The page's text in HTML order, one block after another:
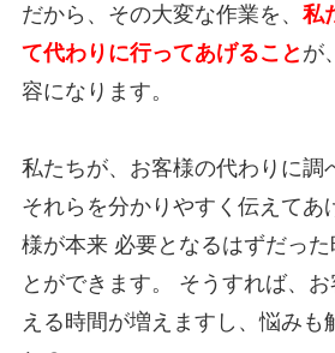
だから、その大変な作業を、 私
て代わりに行ってあげること が
容になります。
私たちが、お客様の代わりに調
それらを分かりやすく伝えてあ
様が本来 必要となるはずだった
とができます。 そうすれば、
える時間が増えますし、悩みも